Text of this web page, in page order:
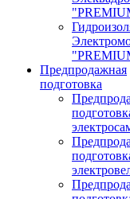
Предпродажная
подготовка